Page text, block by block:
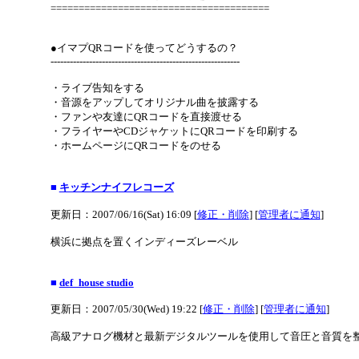
=======================================
●イマプQRコードを使ってどうするの？
-----------------------------------------------------------
・ライブ告知をする
・音源をアップしてオリジナル曲を披露する
・ファンや友達にQRコードを直接渡せる
・フライヤーやCDジャケットにQRコードを印刷する
・ホームページにQRコードをのせる
■ キッチンナイフレコーズ
更新日：2007/06/16(Sat) 16:09 [修正・削除] [管理者に通知]
横浜に拠点を置くインディーズレーベル
■ def_house studio
更新日：2007/05/30(Wed) 19:22 [修正・削除] [管理者に通知]
高級アナログ機材と最新デジタルツールを使用して音圧と音質を